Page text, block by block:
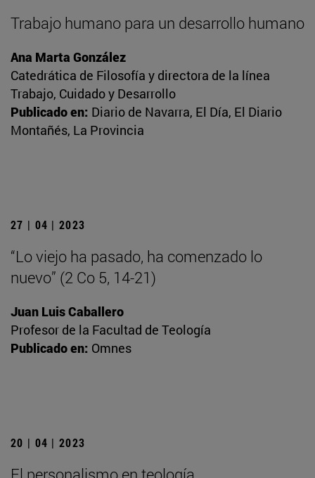
Trabajo humano para un desarrollo humano
Ana Marta González
Catedrática de Filosofía y directora de la línea
Trabajo, Cuidado y Desarrollo
Publicado en: Diario de Navarra, El Día, El Diario
Montañés, La Provincia
27 | 04 | 2023
“Lo viejo ha pasado, ha comenzado lo
nuevo” (2 Co 5, 14-21)
Juan Luis Caballero
Profesor de la Facultad de Teología
Publicado en: Omnes
20 | 04 | 2023